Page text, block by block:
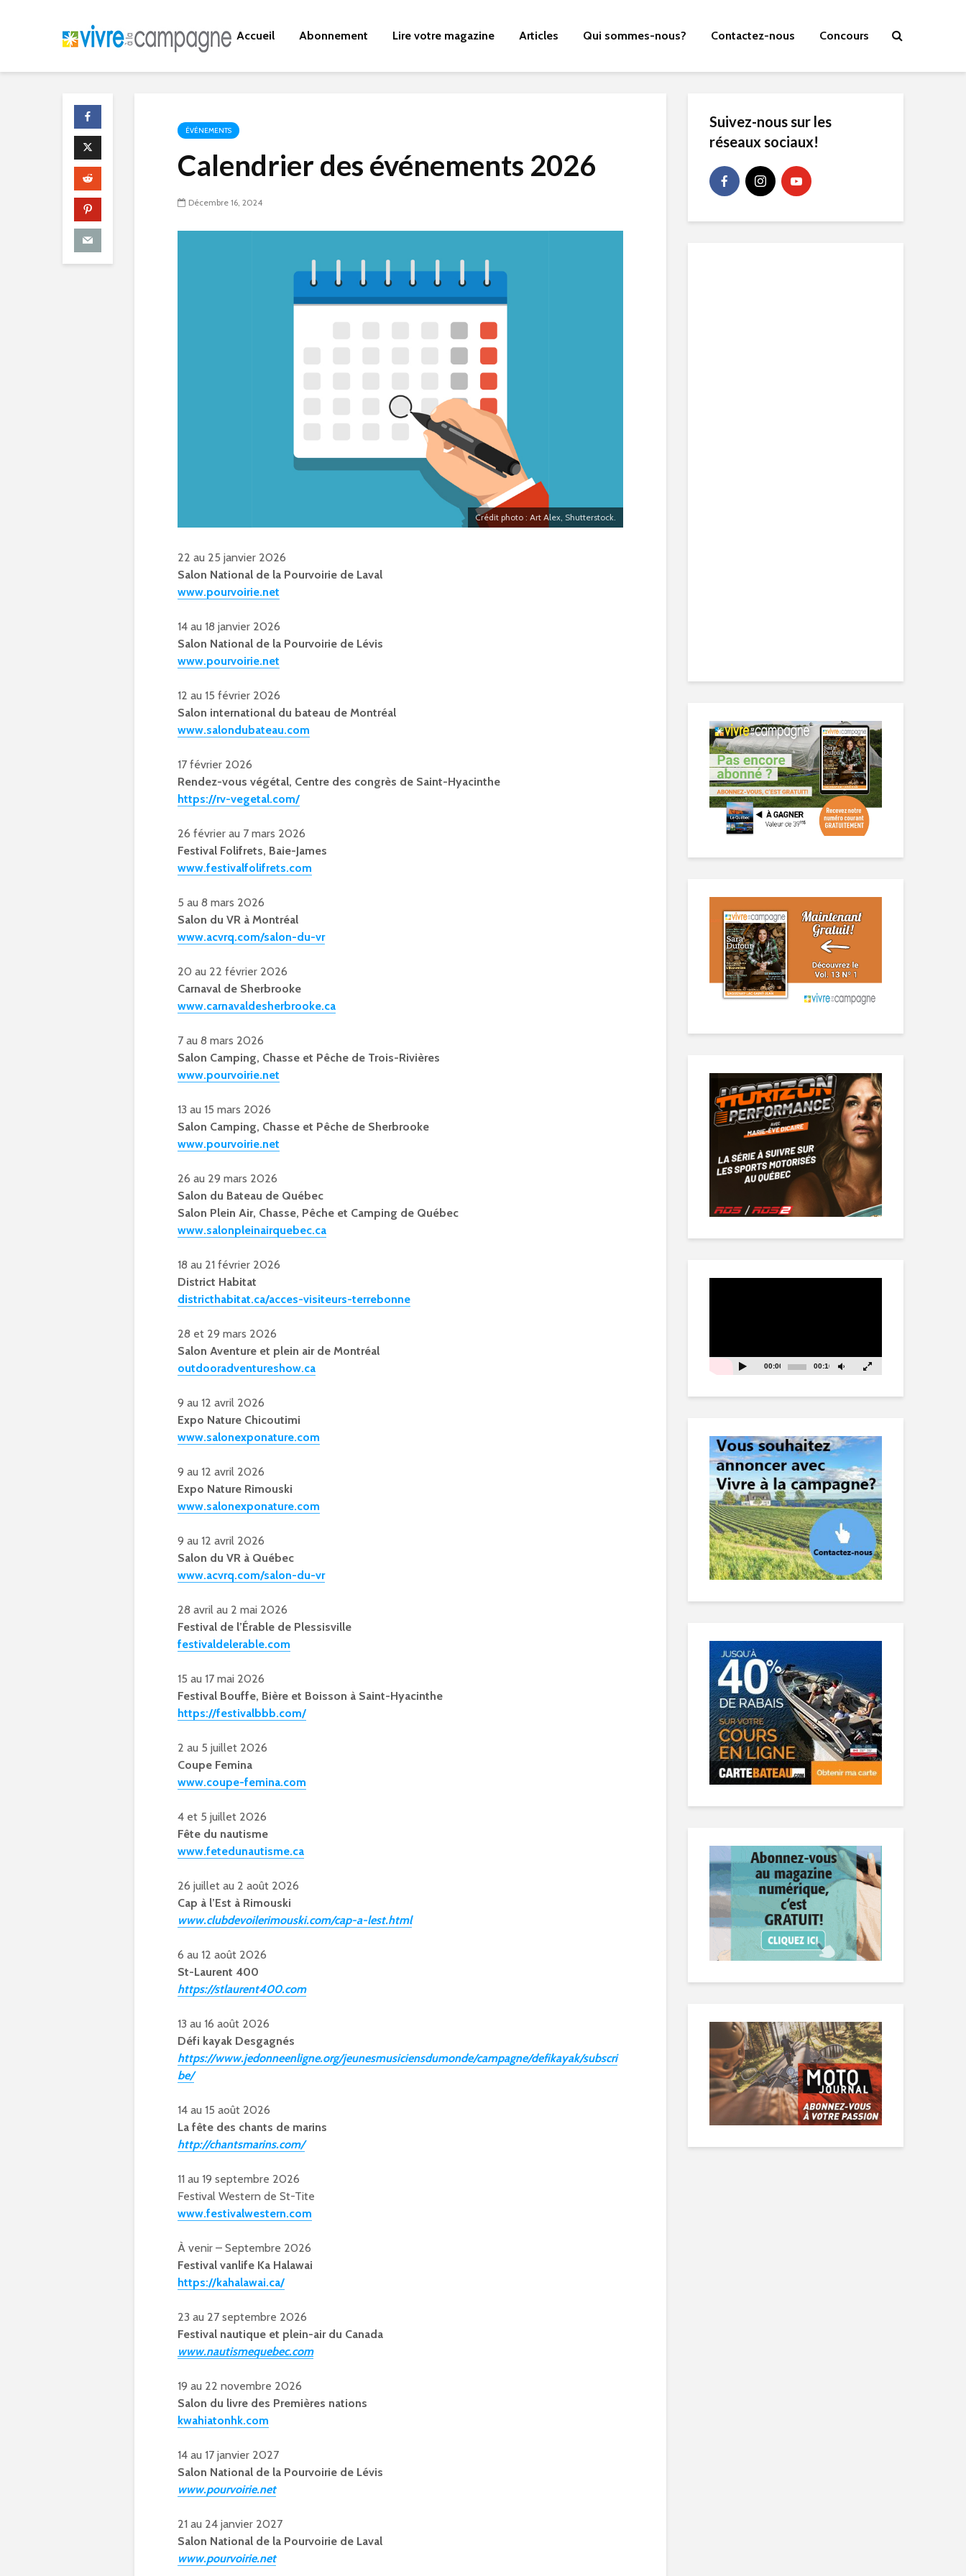
Accueil Abonnement Lire votre magazine Articles Qui sommes-nous? Contactez-nous Concours
ÉVÉNEMENTS
Calendrier des événements 2026
Décembre 16, 2024
Crédit photo : Art Alex, Shutterstock.
22 au 25 janvier 2026
Salon National de la Pourvoirie de Laval
www.pourvoirie.net
14 au 18 janvier 2026
Salon National de la Pourvoirie de Lévis
www.pourvoirie.net
12 au 15 février 2026
Salon international du bateau de Montréal
www.salondubateau.com
17 février 2026
Rendez-vous végétal, Centre des congrès de Saint-Hyacinthe
https://rv-vegetal.com/
26 février au 7 mars 2026
Festival Folifrets, Baie-James
www.festivalfolifrets.com
5 au 8 mars 2026
Salon du VR à Montréal
www.acvrq.com/salon-du-vr
20 au 22 février 2026
Carnaval de Sherbrooke
www.carnavaldesherbrooke.ca
7 au 8 mars 2026
Salon Camping, Chasse et Pêche de Trois-Rivières
www.pourvoirie.net
13 au 15 mars 2026
Salon Camping, Chasse et Pêche de Sherbrooke
www.pourvoirie.net
26 au 29 mars 2026
Salon du Bateau de Québec
Salon Plein Air, Chasse, Pêche et Camping de Québec
www.salonpleinairquebec.ca
18 au 21 février 2026
District Habitat
districthabitat.ca/acces-visiteurs-terrebonne
28 et 29 mars 2026
Salon Aventure et plein air de Montréal
outdooradventureshow.ca
9 au 12 avril 2026
Expo Nature Chicoutimi
www.salonexponature.com
9 au 12 avril 2026
Expo Nature Rimouski
www.salonexponature.com
9 au 12 avril 2026
Salon du VR à Québec
www.acvrq.com/salon-du-vr
28 avril au 2 mai 2026
Festival de l’Érable de Plessisville
festivaldelerable.com
15 au 17 mai 2026
Festival Bouffe, Bière et Boisson à Saint-Hyacinthe
https://festivalbbb.com/
2 au 5 juillet 2026
Coupe Femina
www.coupe-femina.com
4 et 5 juillet 2026
Fête du nautisme
www.fetedunautisme.ca
26 juillet au 2 août 2026
Cap à l’Est à Rimouski
www.clubdevoilerimouski.com/cap-a-lest.html
6 au 12 août 2026
St-Laurent 400
https://stlaurent400.com
13 au 16 août 2026
Défi kayak Desgagnés
https://www.jedonneenligne.org/jeunesmusiciensdumonde/campagne/defikayak/subscri
be/
14 au 15 août 2026
La fête des chants de marins
http://chantsmarins.com/
11 au 19 septembre 2026
Festival Western de St-Tite
www.festivalwestern.com
À venir – Septembre 2026
Festival vanlife Ka Halawai
https://kahalawai.ca/
23 au 27 septembre 2026
Festival nautique et plein-air du Canada
www.nautismequebec.com
19 au 22 novembre 2026
Salon du livre des Premières nations
kwahiatonhk.com
14 au 17 janvier 2027
Salon National de la Pourvoirie de Lévis
www.pourvoirie.net
21 au 24 janvier 2027
Salon National de la Pourvoirie de Laval
www.pourvoirie.net
Suivez-nous sur les
réseaux sociaux!
00:00 00:16